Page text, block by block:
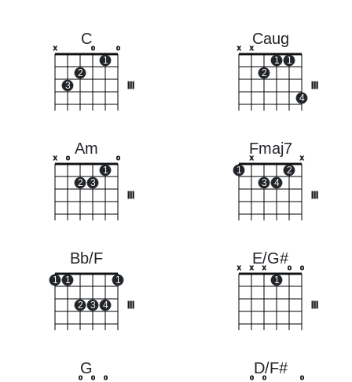
C
x
3
2
o
1
o
Caug
x x
2
1 1
4
Am
x o
2 3
1
o
Fmaj7
1
x
3 4
2
x
Bb/F
1 1
2 3 4
1
E/G#
x x x
1
o o
G
o o o
D/F#
o o o